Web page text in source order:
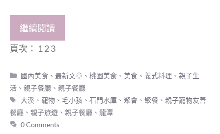
繼續閱讀
頁次： 1 23
分
類
國內美食 、最新文章 、桃園美食 、美食 、義式料理 、親子生
活 、 親子餐廳 、 親子餐廳
標
籤
大溪 、寵物 、 毛小孩 、石門水庫 、聚會 、聚餐 、親子寵物友善
餐廳 、 親子旅遊 、 親子餐廳 、 龍潭
0 Comments